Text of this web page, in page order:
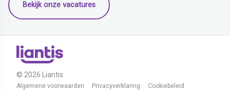
Bekijk onze vacatures
© 2026 Liantis
Algemene voorwaarden Privacyverklaring Cookiebeleid